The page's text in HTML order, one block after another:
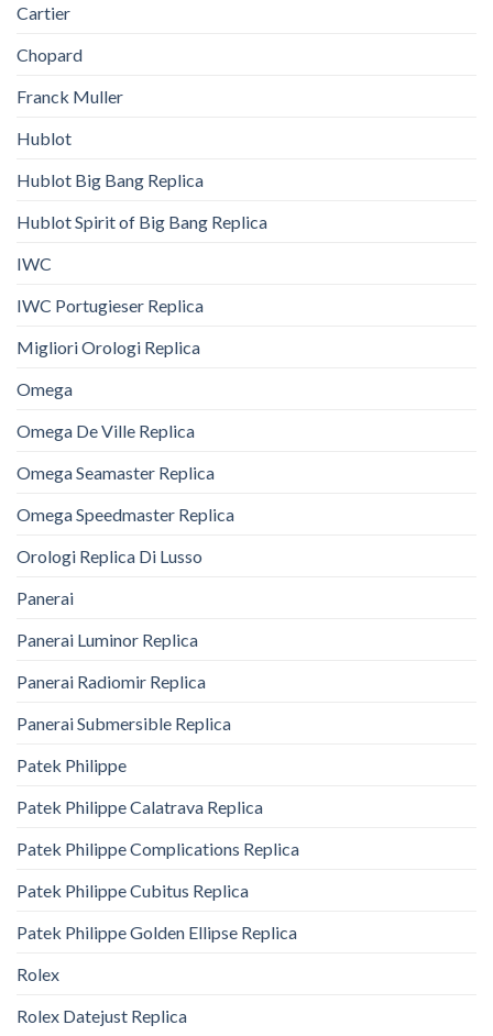
Cartier
Chopard
Franck Muller
Hublot
Hublot Big Bang Replica
Hublot Spirit of Big Bang Replica
IWC
IWC Portugieser Replica
Migliori Orologi Replica
Omega
Omega De Ville Replica
Omega Seamaster Replica
Omega Speedmaster Replica
Orologi Replica Di Lusso
Panerai
Panerai Luminor Replica
Panerai Radiomir Replica
Panerai Submersible Replica
Patek Philippe
Patek Philippe Calatrava Replica
Patek Philippe Complications Replica
Patek Philippe Cubitus Replica
Patek Philippe Golden Ellipse Replica
Rolex
Rolex Datejust Replica